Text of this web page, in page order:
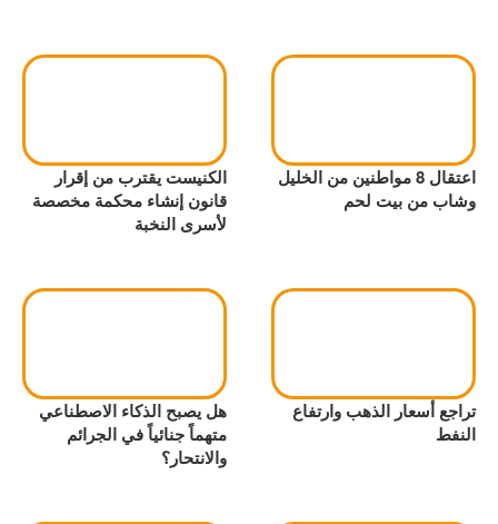
اعتقال 8 مواطنين من الخليل
وشاب من بيت لحم
الكنيست يقترب من إقرار
قانون إنشاء محكمة مخصصة
لأسرى النخبة
تراجع أسعار الذهب وارتفاع
النفط
هل يصبح الذكاء الاصطناعي
متهماً جنائياً في الجرائم
والانتحار؟